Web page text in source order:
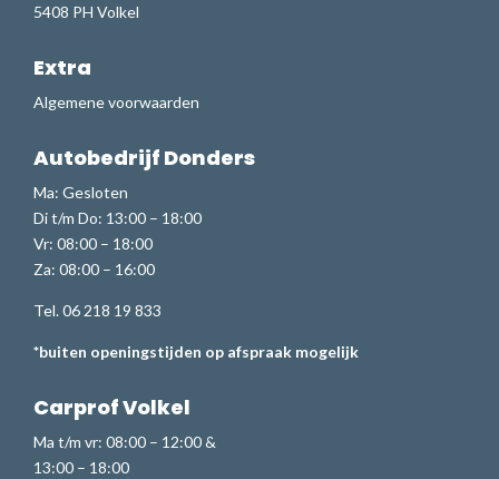
5408 PH Volkel
Extra
Algemene voorwaarden
Autobedrijf Donders
Ma: Gesloten
Di t/m Do: 13:00 – 18:00
Vr: 08:00 – 18:00
Za: 08:00 – 16:00
Tel. 06 218 19 833
*buiten openingstijden op afspraak mogelijk
Carprof Volkel
Ma t/m vr: 08:00 – 12:00 &
13:00 – 18:00